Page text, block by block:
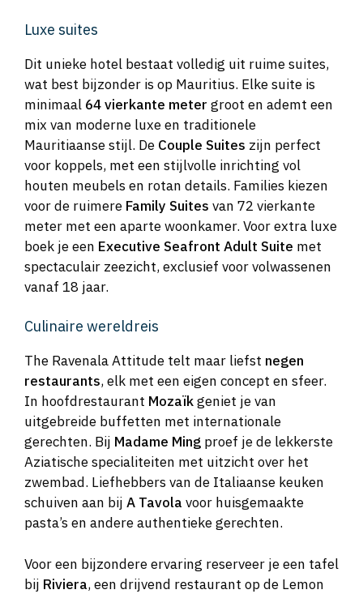
Luxe suites
Dit unieke hotel bestaat volledig uit ruime suites,
wat best bijzonder is op Mauritius. Elke suite is
minimaal 64 vierkante meter groot en ademt een
mix van moderne luxe en traditionele
Mauritiaanse stijl. De Couple Suites zijn perfect
voor koppels, met een stijlvolle inrichting vol
houten meubels en rotan details. Families kiezen
voor de ruimere Family Suites van 72 vierkante
meter met een aparte woonkamer. Voor extra luxe
boek je een Executive Seafront Adult Suite met
spectaculair zeezicht, exclusief voor volwassenen
vanaf 18 jaar.
Culinaire wereldreis
The Ravenala Attitude telt maar liefst negen
restaurants, elk met een eigen concept en sfeer.
In hoofdrestaurant Mozaïkgeniet je van
uitgebreide buffetten met internationale
gerechten. Bij Madame Ming proef je de lekkerste
Aziatische specialiteiten met uitzicht over het
zwembad. Liefhebbers van de Italiaanse keuken
schuiven aan bij A Tavola voor huisgemaakte
pasta’s en andere authentieke gerechten.
Voor een bijzondere ervaring reserveer je een tafel
bij Riviera, een drijvend restaurant op de Lemon